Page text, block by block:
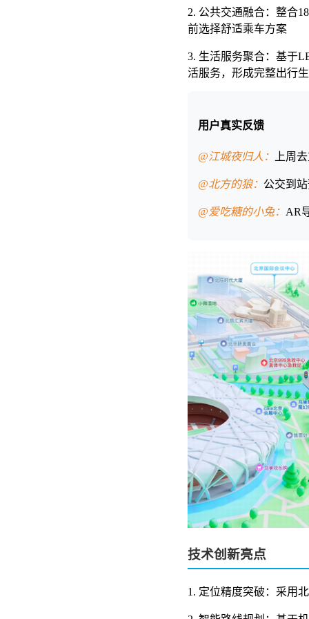
2. 公共交通融合：整合
前选择舒适乘车方案
3. 生活服务聚合：基于
活服务，形成完整出行
用户真实反馈
@江城夜归人： 上周
@北方的狼： 公交到
@爱吃糖的小兔： AR
技术创新亮点
1. 定位精度突破：采用